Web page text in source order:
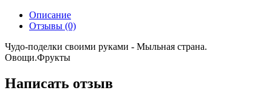
Описание
Отзывы (0)
Чудо-поделки своими руками - Мыльная страна.
Овощи.Фрукты
Написать отзыв